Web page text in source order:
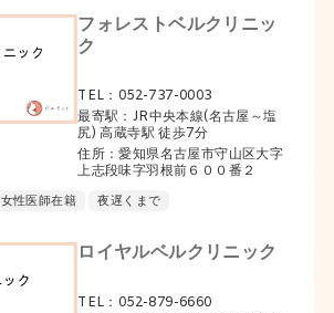
フォレストベルクリニッ
ク
TEL：052-737-0003
最寄駅：JR中央本線(名古屋～塩
尻) 高蔵寺駅 徒歩7分
住所：愛知県名古屋市守山区大字
上志段味字羽根前６００番２
女性医師在籍 夜遅くまで
ロイヤルベルクリニック
TEL：052-879-6660